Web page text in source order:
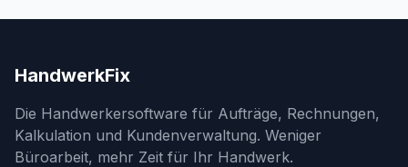
HandwerkFix
Die Handwerkersoftware für Aufträge, Rechnungen,
Kalkulation und Kundenverwaltung. Weniger
Büroarbeit, mehr Zeit für Ihr Handwerk.